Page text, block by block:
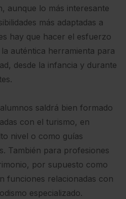
aunque lo más interesante
más adaptadas a
hay que hacer el esfuerzo
auténtica herramienta para
desde la infancia y durante
saldrá bien formado
con el turismo, en
nivel o como guías
También para profesiones
por supuesto como
funciones relacionadas con
especializado.